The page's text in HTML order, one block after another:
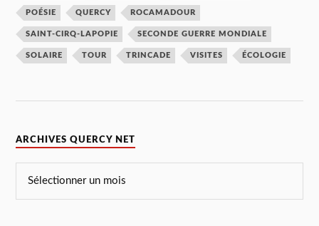
POÉSIE QUERCY ROCAMADOUR
SAINT-CIRQ-LAPOPIE SECONDE GUERRE MONDIALE
SOLAIRE TOUR TRINCADE VISITES ÉCOLOGIE
ARCHIVES QUERCY NET